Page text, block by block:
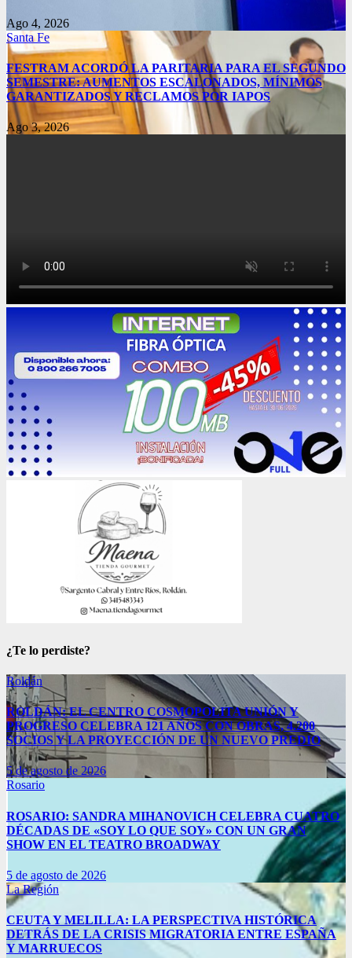
Ago 4, 2026
Santa Fe
FESTRAM ACORDÓ LA PARITARIA PARA EL SEGUNDO
SEMESTRE: AUMENTOS ESCALONADOS, MÍNIMOS
GARANTIZADOS Y RECLAMOS POR IAPOS
Ago 3, 2026
¿Te lo perdiste?
Roldán
ROLDÁN: EL CENTRO COSMOPOLITA UNIÓN Y
PROGRESO CELEBRA 121 AÑOS CON OBRAS, 4.200
SOCIOS Y LA PROYECCIÓN DE UN NUEVO PREDIO
5 de agosto de 2026
Rosario
ROSARIO: SANDRA MIHANOVICH CELEBRA CUATRO
DÉCADAS DE «SOY LO QUE SOY» CON UN GRAN
SHOW EN EL TEATRO BROADWAY
5 de agosto de 2026
La Región
CEUTA Y MELILLA: LA PERSPECTIVA HISTÓRICA
DETRÁS DE LA CRISIS MIGRATORIA ENTRE ESPAÑA
Y MARRUECOS